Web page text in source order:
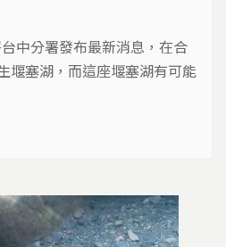
中分署發布最新消息，在合
堰塞湖，而這座堰塞湖有可能